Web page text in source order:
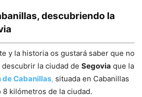
descubriendo la
y la historia os gustará saber que no
la ciudad de Segovia que la
de Cabanillas, situada en Cabanillas
kilómetros de la ciudad.